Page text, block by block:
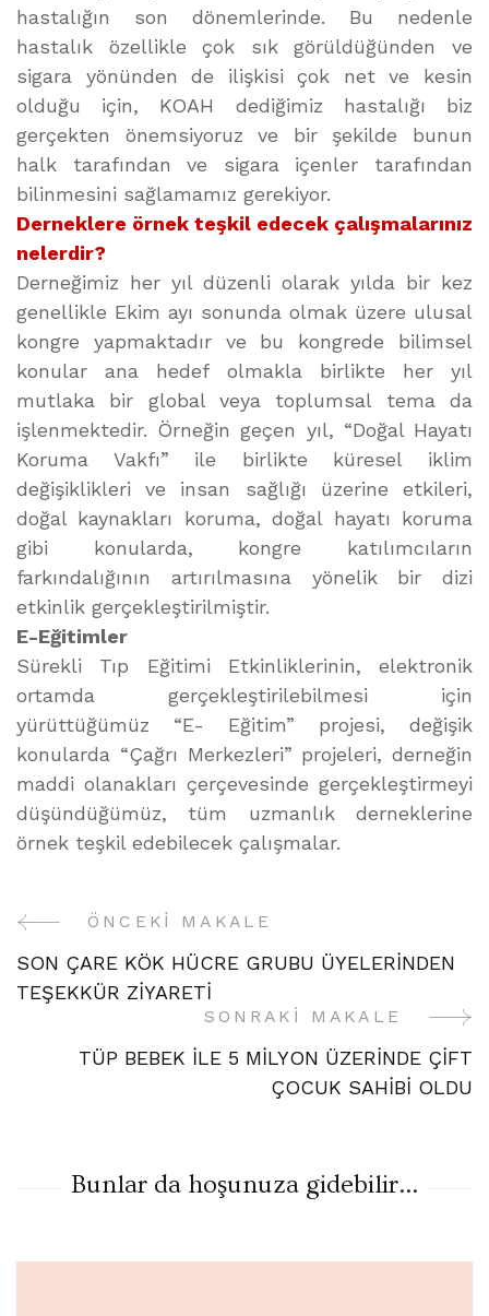
hastalığın son dönemlerinde. Bu nedenle
hastalık özellikle çok sık görüldüğünden ve
sigara yönünden de ilişkisi çok net ve kesin
olduğu için, KOAH dediğimiz hastalığı biz
gerçekten önemsiyoruz ve bir şekilde bunun
halk tarafından ve sigara içenler tarafından
bilinmesini sağlamamız gerekiyor.
Derneklere örnek teşkil edecek çalışmalarınız
nelerdir?
Derneğimiz her yıl düzenli olarak yılda bir kez
genellikle Ekim ayı sonunda olmak üzere ulusal
kongre yapmaktadır ve bu kongrede bilimsel
konular ana hedef olmakla birlikte her yıl
mutlaka bir global veya toplumsal tema da
işlenmektedir. Örneğin geçen yıl, “Doğal Hayatı
Koruma Vakfı” ile birlikte küresel iklim
değişiklikleri ve insan sağlığı üzerine etkileri,
doğal kaynakları koruma, doğal hayatı koruma
gibi konularda, kongre katılımcıların
farkındalığının artırılmasına yönelik bir dizi
etkinlik gerçekleştirilmiştir.
E-Eğitimler
Sürekli Tıp Eğitimi Etkinliklerinin, elektronik
ortamda gerçekleştirilebilmesi için
yürüttüğümüz “E- Eğitim” projesi, değişik
konularda “Çağrı Merkezleri” projeleri, derneğin
maddi olanakları çerçevesinde gerçekleştirmeyi
düşündüğümüz, tüm uzmanlık derneklerine
örnek teşkil edebilecek çalışmalar.
Yazı
Gezinme
ÖNCEKI MAKALE
SON ÇARE KÖK HÜCRE GRUBU ÜYELERİNDEN
TEŞEKKÜR ZİYARETİ
SONRAKI MAKALE
TÜP BEBEK İLE 5 MİLYON ÜZERİNDE ÇİFT
ÇOCUK SAHİBİ OLDU
Bunlar da hoşunuza gidebilir...